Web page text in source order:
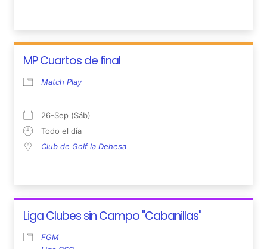
MP Cuartos de final
Match Play
26-Sep (Sáb)
Todo el día
Club de Golf la Dehesa
Liga Clubes sin Campo "Cabanillas"
FGM